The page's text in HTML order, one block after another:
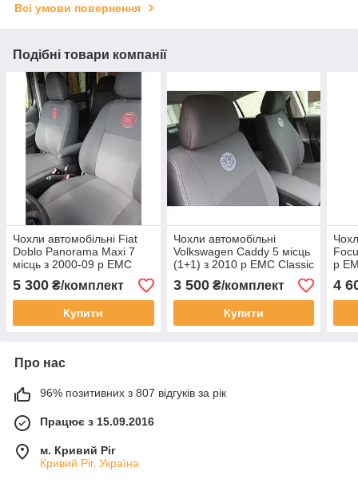
Всі умови повернення
Подібні товари компанії
Чохли автомобільні Fiat
Doblo Panorama Maxi 7
місць з 2000-09 р EMC
Classic
5 300 ₴/комплект
Купити
Чохли автомобільні
Volkswagen Caddy 5 місць
(1+1) з 2010 р EMC Classic
3 500₴/комплект
Купити
р
4
Про нас
96% позитивних з 807 відгуків за рік
Працює з 15.09.2016
м. Кривий Ріг
Кривий Ріг, Україна